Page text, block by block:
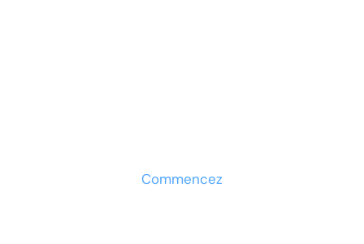
Commencez